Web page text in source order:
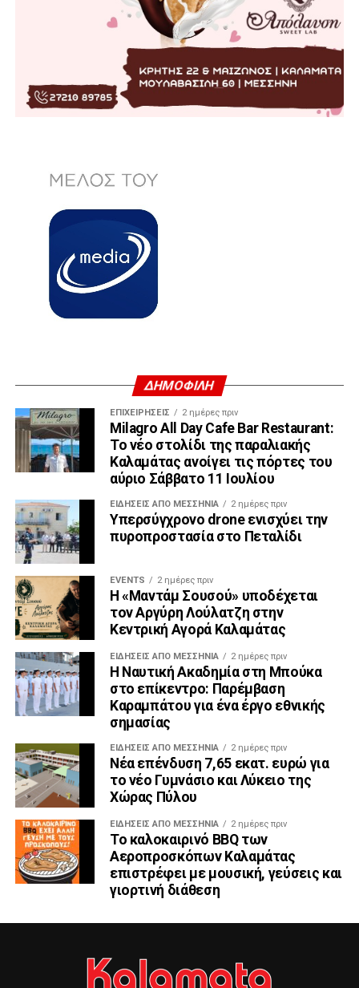
ΔΗΜΟΦΙΛΗ
ΕΠΙΧΕΙΡΉΣΕΙΣ 2 ημέρες πριν
Milagro All Day Cafe Bar Restaurant:
Το νέο στολίδι της παραλιακής
Καλαμάτας ανοίγει τις πόρτες του
αύριο Σάββατο 11 Ιουλίου
ΕΙΔΉΣΕΙΣ ΑΠΟ ΜΕΣΣΗΝΊΑ 2 ημέρες πριν
Υπερσύγχρονο drone ενισχύει την
πυροπροστασία στο Πεταλίδι
EVENTS 2 ημέρες πριν
Η «Μαντάμ Σουσού» υποδέχεται
τον Αργύρη Λούλατζη στην
Κεντρική Αγορά Καλαμάτας
ΕΙΔΉΣΕΙΣ ΑΠΟ ΜΕΣΣΗΝΊΑ 2 ημέρες πριν
Η Ναυτική Ακαδημία στη Μπούκα
στο επίκεντρο: Παρέμβαση
Καραμπάτου για ένα έργο εθνικής
σημασίας
ΕΙΔΉΣΕΙΣ ΑΠΟ ΜΕΣΣΗΝΊΑ 2 ημέρες πριν
Νέα επένδυση 7,65 εκατ. ευρώ για
το νέο Γυμνάσιο και Λύκειο της
Χώρας Πύλου
ΕΙΔΉΣΕΙΣ ΑΠΟ ΜΕΣΣΗΝΊΑ 2 ημέρες πριν
Το καλοκαιρινό BBQ των
Αεροπροσκόπων Καλαμάτας
επιστρέφει με μουσική, γεύσεις και
γιορτινή διάθεση